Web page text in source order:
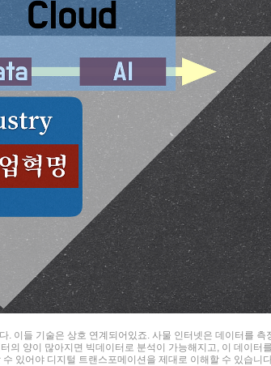
이들 기술은 상호 연계되어있죠. 사물 인터넷은 데이터를 측
의 양이 많아지면 빅데이터로 분석이 가능해지고, 이 데이터를
있어야 디지털 트랜스포메이션을 제대로 이해할 수 있습니